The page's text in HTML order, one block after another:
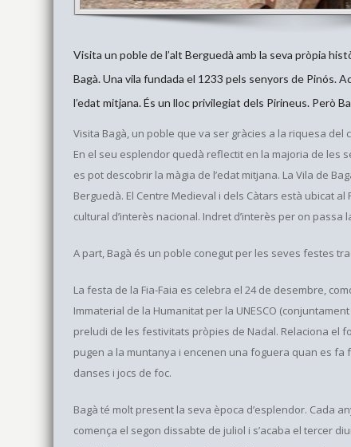
Visita un poble de l’alt Berguedà amb la seva pròpia
Bagà. Una vila fundada el 1233 pels senyors de Pinós.
l’edat mitjana. És un lloc privilegiat dels Pirineus. Però
Visita Bagà, un poble que va ser gràcies a la riquesa
En el seu esplendor quedà reflectit en la majoria de les
es pot descobrir la màgia de l’edat mitjana. La Vila de
Berguedà. El Centre Medieval i dels Càtars està ubicat
cultural d’interès nacional. Indret d’interès per on passa
A part, Bagà és un poble conegut per les seves festes
La festa de la Fia-Faia es celebra el 24 de desembre,
Immaterial de la Humanitat per la UNESCO
preludi de les festivitats pròpies de Nadal. Relaciona el
pugen a la muntanya i encenen una foguera quan es
danses i jocs de foc.
Bagà té molt present la seva època d’esplendor. Cada
comença el segon dissabte de juliol i s’acaba el tercer